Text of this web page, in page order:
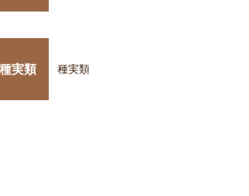
種実類 種実類